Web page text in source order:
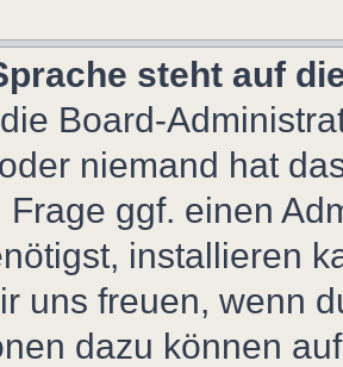
steht auf
Board-
niemand hat
Frage ggf. einen
installieren
uns freuen, wenn
dazu können